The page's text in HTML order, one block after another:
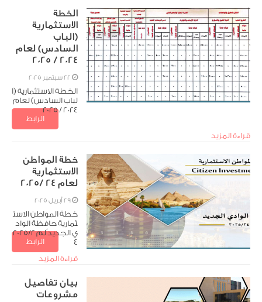
الخطة
الاستثمارية
(الباب
السادس) لعام
2024 / 2025
الخطة الاستثمارية (ا
لباب السادس) لعام
2024 / 2025
قراءة المزيد
تنزيل الملف
الرابط
خطة المواطن
الاستثمارية
لعام 24 /2025
خطة المواطن الاست
ثمارية حافظة الواد
ي الجديد ُلم 2025/2
4
قراءة المزيد
تنزيل الملف
الرابط
بيان تفاصيل
مشروعات